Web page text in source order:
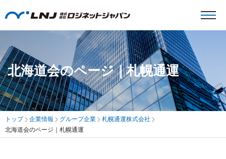
北海道会のページ｜札幌通運
トップ 企業情報 グループ企業
札幌通運株式会社
北海道会のページ｜札幌通運